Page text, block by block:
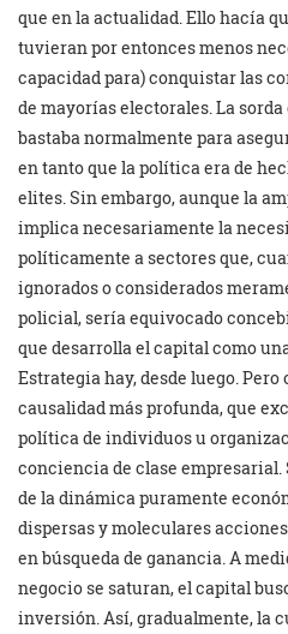
que en la actualidad. Ello hacía
tuvieran por entonces menos
capacidad para) conquistar las
de mayorías electorales. La
bastaba normalmente para
en tanto que la política era de
elites. Sin embargo, aunque la
implica necesariamente la
políticamente a sectores que,
ignorados o considerados
policial, sería equivocado
que desarrolla el capital como
Estrategia hay, desde luego.
causalidad más profunda, que
política de individuos u
conciencia de clase empresarial.
de la dinámica puramente
dispersas y moleculares
en búsqueda de ganancia. A
negocio se saturan, el capital
inversión. Así, gradualmente, la